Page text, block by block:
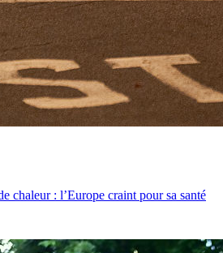
chaleur : l’Europe craint pour sa santé